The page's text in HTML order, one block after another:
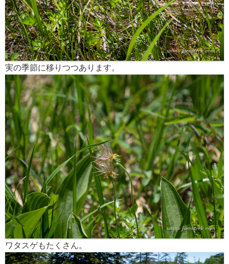
実の季節に移りつつあります。
ワタスゲもたくさん。